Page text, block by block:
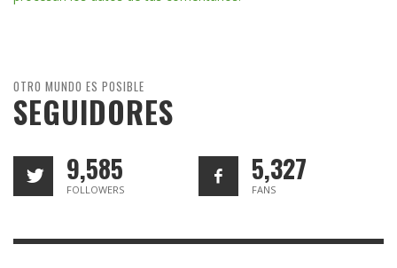
OTRO MUNDO ES POSIBLE
SEGUIDORES
9,585
FOLLOWERS
5,327
FANS